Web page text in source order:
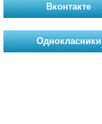
Вконтакте
Однокласники